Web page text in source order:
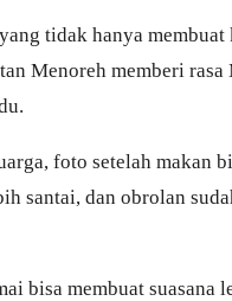
tidak hanya
Menoreh memberi
foto setelah makan
santai, dan obrolan
bisa membuat